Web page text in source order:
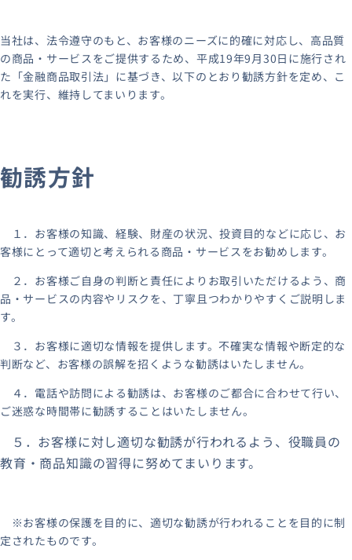
当社は、法令遵守のもと、お客様のニーズに的確に対応し、高品質
の商品・サービスをご提供するため、平成19年9月30日に施行され
た「金融商品取引法」に基づき、以下のとおり勧誘方針を定め、こ
れを実行、維持してまいります。
勧誘方針
１．お客様の知識、経験、財産の状況、投資目的などに応じ、お
客様にとって適切と考えられる商品・サービスをお勧めします。
２．お客様ご自身の判断と責任によりお取引いただけるよう、商
品・サービスの内容やリスクを、丁寧且つわかりやすくご説明しま
す。
３．お客様に適切な情報を提供します。不確実な情報や断定的な
判断など、お客様の誤解を招くような勧誘はいたしません。
４．電話や訪問による勧誘は、お客様のご都合に合わせて行い、
ご迷惑な時間帯に勧誘することはいたしません。
５．お客様に対し適切な勧誘が行われるよう、役職員の
教育・商品知識の習得に努めてまいります。
※お客様の保護を目的に、適切な勧誘が行われることを目的に制
定されたものです。